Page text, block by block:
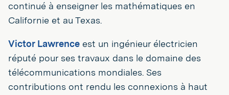
continué à enseigner les mathématiques en
Californie et au Texas.
Victor Lawrence est un ingénieur électricien
réputé pour ses travaux dans le domaine des
télécommunications mondiales. Ses
contributions ont rendu les connexions à haut